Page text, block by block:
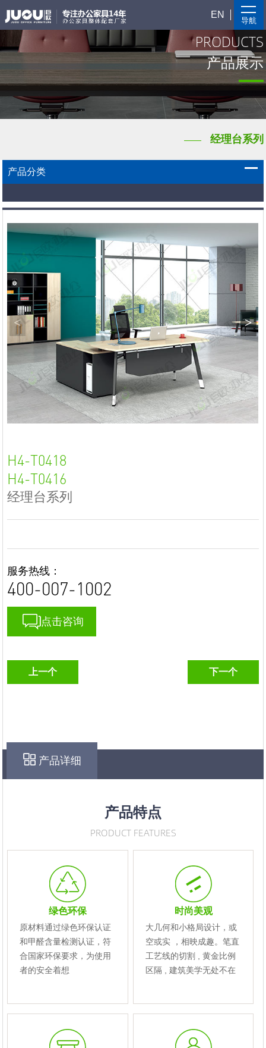
导航
EN
PRODUCTS
产品展示
经理台系列
产品分类
< >
H4-T0418
H4-T0416
经理台系列
服务热线：
400-007-1002
点击咨询
上一个 下一个
产品详细
产品特点
PRODUCT FEATURES
绿色环保
原材料通过绿色环保认证
和甲醛含量检测认证，符
合国家环保要求，为使用
者的安全着想
时尚美观
大几何和小格局设计，或
空或实 ，相映成趣。笔直
工艺线的切割 , 黄金比例
区隔 , 建筑美学无处不在